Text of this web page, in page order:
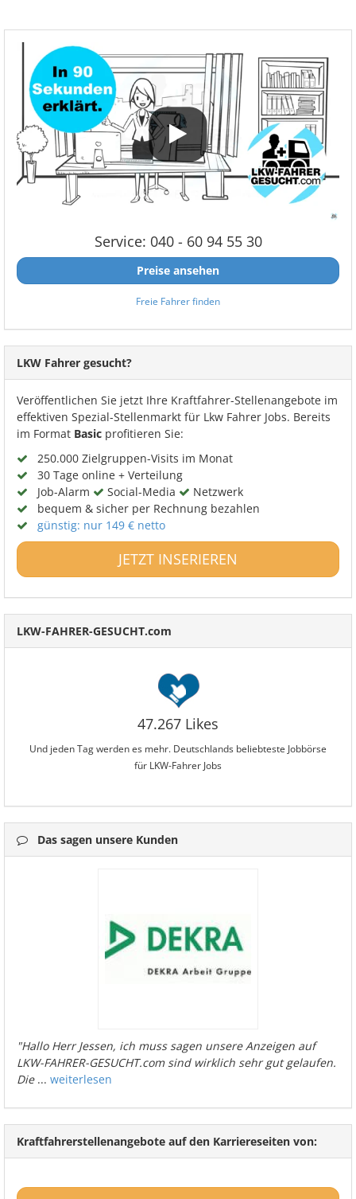
Service: 040 - 60 94 55 30
Preise ansehen
Freie Fahrer finden
LKW Fahrer gesucht?
Veröffentlichen Sie jetzt Ihre Kraftfahrer-Stellenangebote im
effektiven Spezial-Stellenmarkt für Lkw Fahrer Jobs. Bereits
im Format Basic profitieren Sie:
250.000 Zielgruppen-Visits im Monat
30 Tage online + Verteilung
Job-Alarm
Social-Media
Netzwerk
bequem & sicher per Rechnung bezahlen
günstig: nur 149 € netto
JETZT INSERIEREN
LKW-FAHRER-GESUCHT.com
47.267 Likes
Und jeden Tag werden es mehr. Deutschlands beliebteste Jobbörse
für LKW-Fahrer Jobs
Das sagen unsere Kunden
"Hallo Herr Jessen, ich muss sagen unsere Anzeigen auf
LKW-FAHRER-GESUCHT.com sind wirklich sehr gut gelaufen.
Die... weiterlesen
Kraftfahrerstellenangebote auf den Karriereseiten von: